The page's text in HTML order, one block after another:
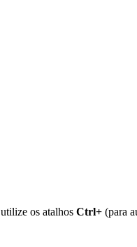
os atalhos Ctrl+ (para